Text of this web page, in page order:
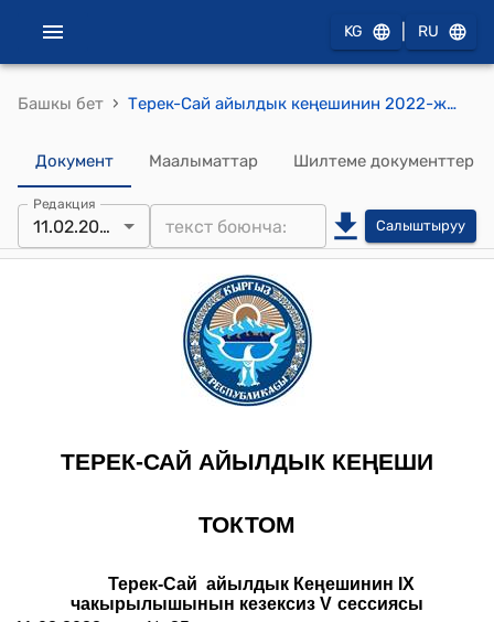
KG RU
Башкы бет › Терек-Сай айылдык кеңешинин 2022-жылдын 11-февралдагы № 35 “Ай-Кут строй” ЖЧКна кошумча иштери (доп.работа) үчүн акча каражатын бөлүп берүү жөнүндө" токтому
Документ Маалыматтар Шилтеме документтер
Редакция
11.02.2022 Салыштыруу